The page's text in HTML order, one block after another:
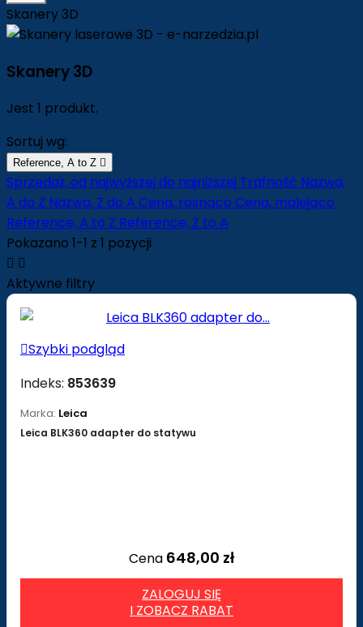
Skanery 3D
Skanery 3D
Jest 1 produkt.
Sortuj wg:
Reference, A to Z 
Sprzedaż, od najwyższej do najniższej Trafność Nazwa,
A do Z Nazwa, Z do A Cena, rosnąco Cena, malejąco
Reference, A to Z Reference, Z to A
Pokazano 1-1 z 1 pozycji
 
Aktywne filtry
Szybki podgląd
Indeks: 853639
Marka: Leica
Leica BLK360 adapter do statywu
Cena 648,00 zł
ZALOGUJ SIĘ
I ZOBACZ RABAT